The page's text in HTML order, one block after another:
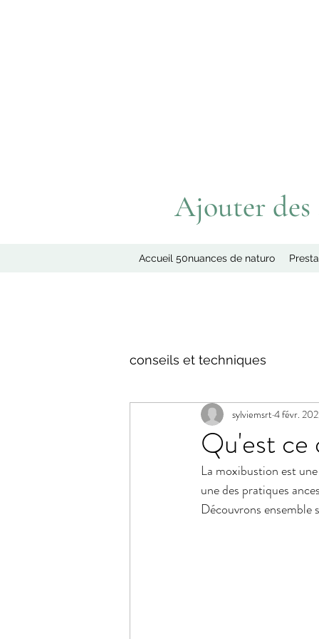
Ajouter des
Accueil 50nuances de naturo
conseils et techniques
Qu'est ce
sylviemsrt4 févr.
La moxibustion est
une des pratiques
Découvrons